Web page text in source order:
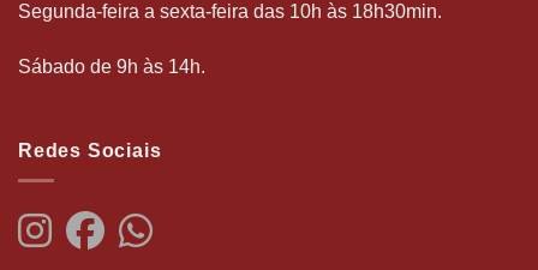
Segunda-feira a sexta-feira das 10h às 18h30min.
Sábado de 9h às 14h.
Redes Sociais